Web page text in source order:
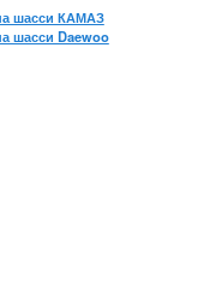
шасси КАМАЗ
шасси Daewoo